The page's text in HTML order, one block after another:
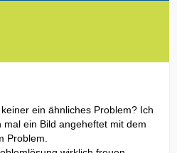
ein ähnliches Problem? Ich
ein Bild angeheftet mit dem
Problem.